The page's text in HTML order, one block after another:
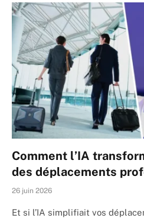
Comment l’IA
des déplacements
26 juin 2026
Et si l’IA simplifiait vos